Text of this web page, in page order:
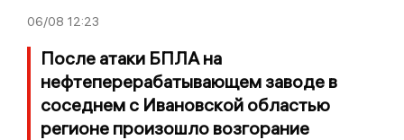
06/08 12:23
После атаки БПЛА на
нефтеперерабатывающем заводе в
соседнем с Ивановской областью
регионе произошло возгорание